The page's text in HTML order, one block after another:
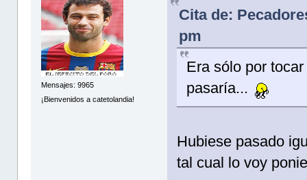
Mensajes: 9965
¡Bienvenidos a catetolandia!
Cita de:
pm
Era sólo por
pasaría...
Hubiese pasado
tal cual lo voy